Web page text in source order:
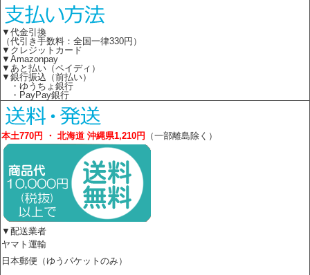
▼代金引換
（代引き手数料：全国一律330円）
▼クレジットカード
▼Amazonpay
▼あと払い（ペイディ）
▼銀行振込（前払い）
・ゆうちょ銀行
・PayPay銀行
本土770円 ・ 北海道 沖縄県1,210円 （一部離島除く）
▼配送業者
ヤマト運輸
日本郵便（ゆうパケットのみ）